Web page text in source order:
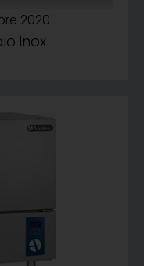
2020
inox